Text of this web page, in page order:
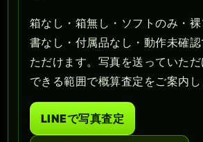
箱なし・箱無し・ソフトのみ・
書なし・付属品なし・動作未確
ただけます。写真を送っていた
できる範囲で概算査定をご案内し
LINEで写真査定